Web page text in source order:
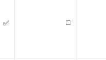
✅ ◻️